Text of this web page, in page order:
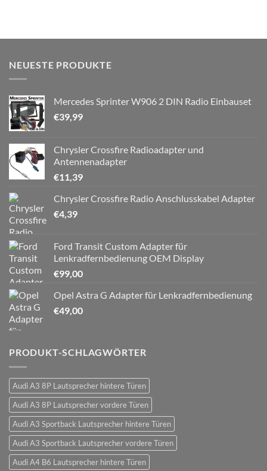
NEUESTE PRODUKTE
Mercedes Sprinter W906 2 DIN Radio Einbauset
€39,99
Chrysler Crossfire Radioadapter und
Antennenadapter
€11,39
Chrysler Crossfire Radio Anschlusskabel Adapter
€4,39
Ford Transit Custom Adapter für
Lenkradfernbedienung OEM Display
€99,00
Opel Astra G Adapter für Lenkradfernbedienung
€49,00
PRODUKT-SCHLAGWÖRTER
Audi A3 8P Lautsprecher hintere Türen
Audi A3 8P Lautsprecher vordere Türen
Audi A3 Sportback Lautsprecher hintere Türen
Audi A3 Sportback Lautsprecher vordere Türen
Audi A4 B6 Lautsprecher hintere Türen